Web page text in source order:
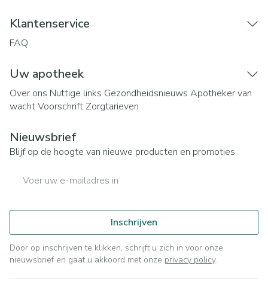
Klantenservice
FAQ
Uw apotheek
Over ons Nuttige links Gezondheidsnieuws Apotheker van
wachtVoorschrift Zorgtarieven
Nieuwsbrief
Blijf op de hoogte van nieuwe producten en promoties
Inschrijven
Door op inschrijven te klikken, schrijft u zich in voor onze
nieuwsbrief en gaat u akkoord met onze privacy policy.